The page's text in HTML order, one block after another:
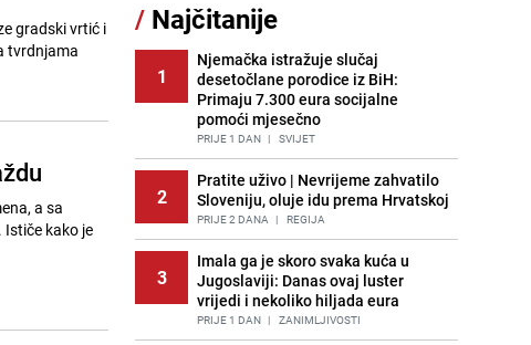
gradski vrtić i
tvrdnjama
a sa
kako je
/ Najčitanije
1
Njemačka istražuje slučaj
desetočlane porodice iz BiH:
Primaju 7.300 eura socijalne
pomoći mjesečno
PRIJE 1 DAN | SVIJET
2
Pratite uživo | Nevrijeme zahvatilo
Sloveniju, oluje idu prema Hrvatskoj
PRIJE 2 DANA | REGIJA
3
Imala ga je skoro svaka kuća u
Jugoslaviji: Danas ovaj luster
vrijedi i nekoliko hiljada eura
PRIJE 1 DAN | ZANIMLJIVOSTI